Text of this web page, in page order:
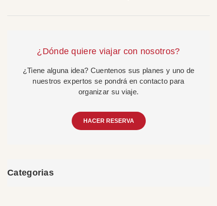
¿Dónde quiere viajar con nosotros?
¿Tiene alguna idea? Cuentenos sus planes y uno de
nuestros expertos se pondrá en contacto para
organizar su viaje.
HACER RESERVA
Categorias